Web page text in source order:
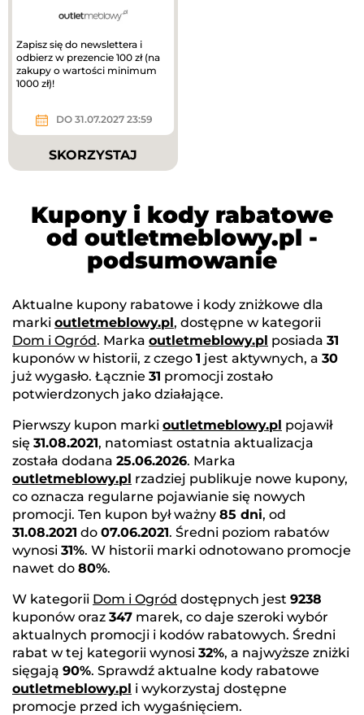
Zapisz się do newslettera i
odbierz w prezencie 100 zł (na
zakupy o wartości minimum
1000 zł)!
DO 31.07.2027 23:59
SKORZYSTAJ
Kupony i kody rabatowe
od outletmeblowy.pl -
podsumowanie
Aktualne kupony rabatowe i kody zniżkowe dla
marki outletmeblowy.pl, dostępne w kategorii
Dom i Ogród. Marka outletmeblowy.pl posiada 31
kuponów w historii, z czego 1 jest aktywnych, a 30
już wygasło. Łącznie 31 promocji zostało
potwierdzonych jako działające.
Pierwszy kupon marki outletmeblowy.pl pojawił
się 31.08.2021, natomiast ostatnia aktualizacja
została dodana 25.06.2026. Marka
outletmeblowy.pl rzadziej publikuje nowe kupony,
co oznacza regularne pojawianie się nowych
promocji. Ten kupon był ważny 85 dni, od
31.08.2021 do 07.06.2021. Średni poziom rabatów
wynosi 31%. W historii marki odnotowano promocje
nawet do 80%.
W kategorii Dom i Ogród dostępnych jest 9238
kuponów oraz 347 marek, co daje szeroki wybór
aktualnych promocji i kodów rabatowych. Średni
rabat w tej kategorii wynosi 32%, a najwyższe zniżki
sięgają 90%. Sprawdź aktualne kody rabatowe
outletmeblowy.pl i wykorzystaj dostępne
promocje przed ich wygaśnięciem.